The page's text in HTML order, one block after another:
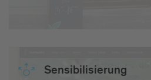
Sen­si­bi­li­sie­rung